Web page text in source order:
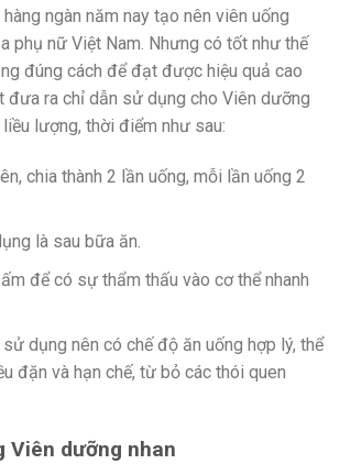
ngàn năm nay tạo nên viên uống
phụ nữ Việt Nam. Nhưng có tốt như thế
đúng cách để đạt được hiệu quả cao
đưa ra chỉ dẫn sử dụng cho Viên dưỡng
lượng, thời điểm như sau:
chia thành 2 lần uống, mỗi lần uống 2
là sau bữa ăn.
để có sự thẩm thấu vào cơ thể nhanh
dụng nên có chế độ ăn uống hợp lý, thể
đặn và hạn chế, từ bỏ các thói quen
Viên dưỡng nhan